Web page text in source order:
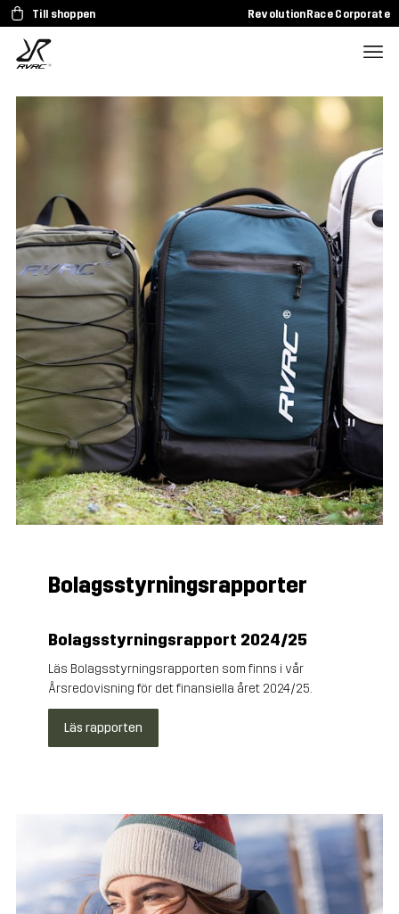
Till shoppen RevolutionRace Corporate
Bolagsstyrningsrapporter
Bolagsstyrningsrapport 2024/25
Läs Bolagsstyrningsrapporten som finns i vår
Årsredovisning för det finansiella året 2024/25.
Läs rapporten